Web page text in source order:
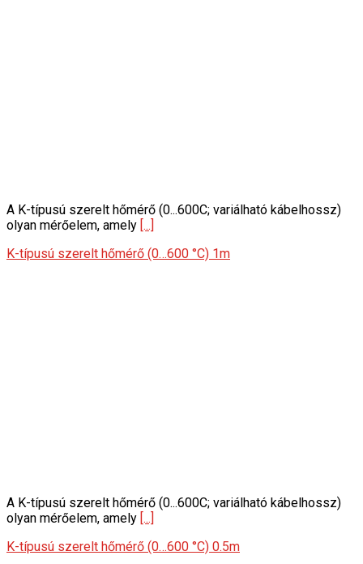
A K-típusú szerelt hőmérő (0...600C; variálható kábelhossz)
olyan mérőelem, amely [...]
K-típusú szerelt hőmérő (0…600 °C) 1m
A K-típusú szerelt hőmérő (0...600C; variálható kábelhossz)
olyan mérőelem, amely [...]
K-típusú szerelt hőmérő (0…600 °C) 0.5m